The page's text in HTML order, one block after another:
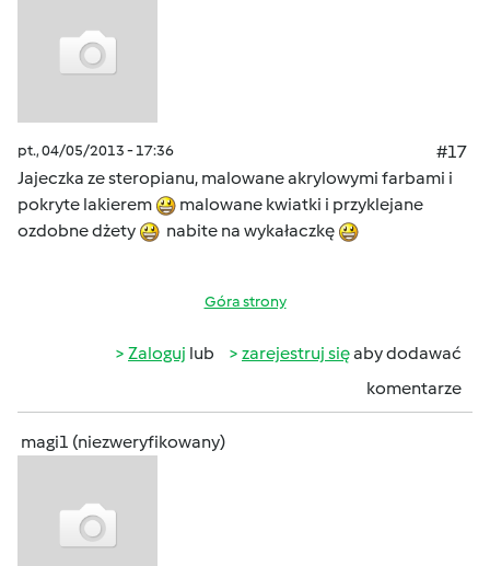
pt., 04/05/2013 - 17:36
#17
Jajeczka ze steropianu, malowane akrylowymi farbami i
pokryte lakierem
malowane kwiatki i przyklejane
ozdobne dżety
nabite na wykałaczkę
Góra strony
Zaloguj lub zarejestruj sięaby dodawać
komentarze
magi1 (niezweryfikowany)